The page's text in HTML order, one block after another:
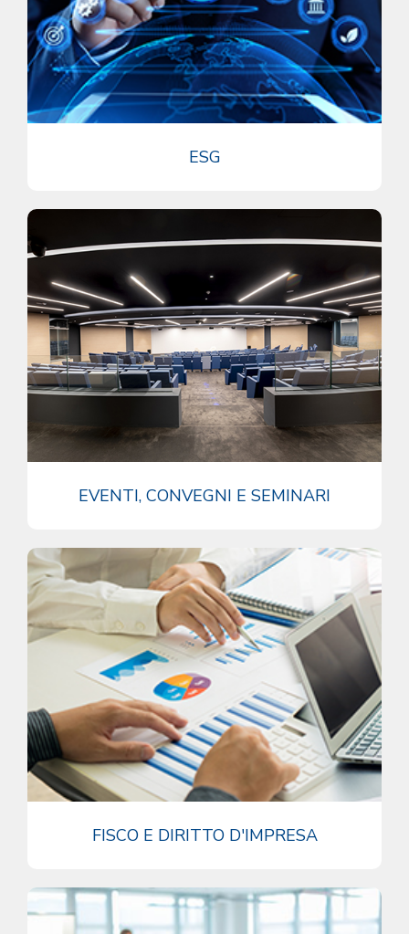
ESG
EVENTI, CONVEGNI E SEMINARI
FISCO E DIRITTO D'IMPRESA